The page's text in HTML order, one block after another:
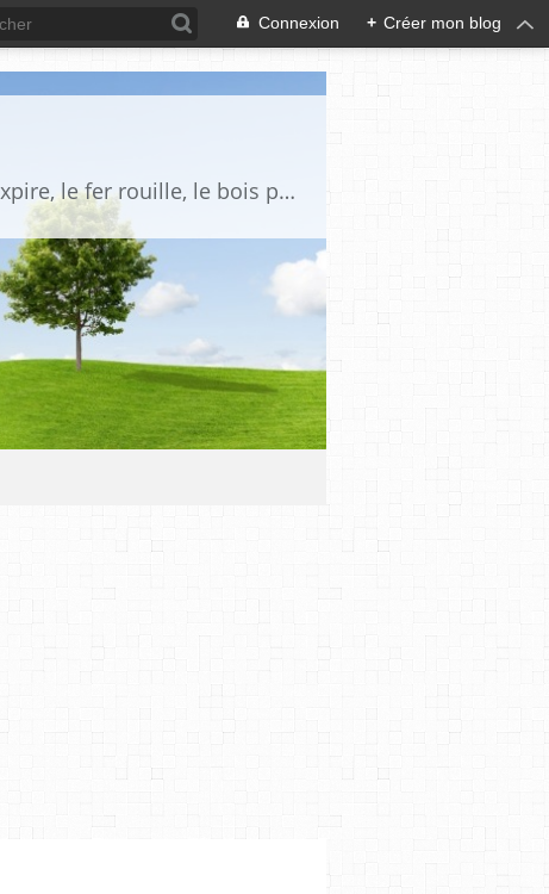
Connexion + Créer mon blog
< Toute chose vers le néant s'en va, vieillit et râle et trouve le trépas : l'Homme expire, le fer rouille, le bois pourrit, les murs croulent et le rosier se défleurit. Même les noms sombreraient dans l'oubli, s'ils ne figuraient dans les livres : sans la plume qui nous les livre, l'Homme n'est rien que vent coulis > .... { Master WACE, Chronique des ducs normands. }